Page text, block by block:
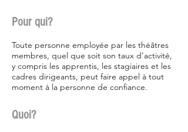
Pour qui?
Toute personne employée par les théâtres
membres, quel que soit son taux d’activité,
y compris les apprentis, les stagiaires et les
cadres dirigeants, peut faire appel à tout
moment à la personne de confiance.
Quoi?